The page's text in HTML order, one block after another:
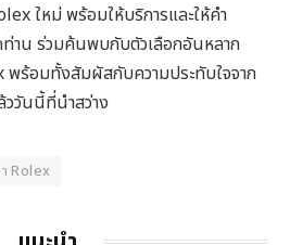
ใหม่ พร้อมให้บริการและให้คำ
าน ร่วมค้นพบกับตัวเลือกอันหลาก
พร้อมทั้งสัมผัสกับความประทับใจจาก
ววันนี้ที่นำสว่าง
Rolex